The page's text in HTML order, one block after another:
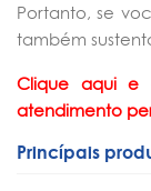
Portanto, se
também
Clique aqui e
atendimento
Princípais